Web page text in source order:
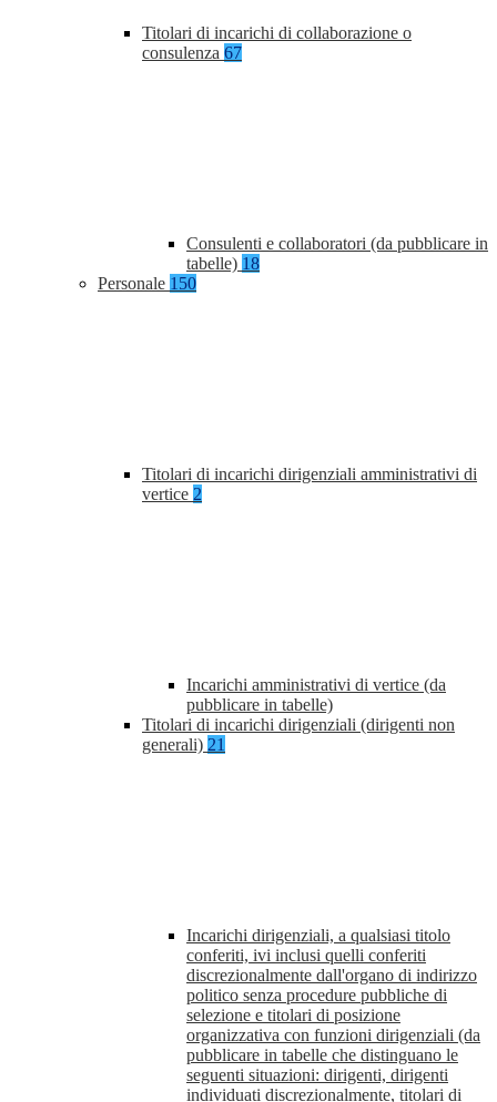
Titolari di incarichi di collaborazione o
consulenza 67
Consulenti e collaboratori (da pubblicare in
tabelle) 18
Personale 150
Titolari di incarichi dirigenziali amministrativi di
vertice 2
Incarichi amministrativi di vertice (da
pubblicare in tabelle)
Titolari di incarichi dirigenziali (dirigenti non
generali) 21
Incarichi dirigenziali, a qualsiasi titolo
conferiti, ivi inclusi quelli conferiti
discrezionalmente dall'organo di indirizzo
politico senza procedure pubbliche di
selezione e titolari di posizione
organizzativa con funzioni dirigenziali (da
pubblicare in tabelle che distinguano le
seguenti situazioni: dirigenti, dirigenti
individuati discrezionalmente, titolari di